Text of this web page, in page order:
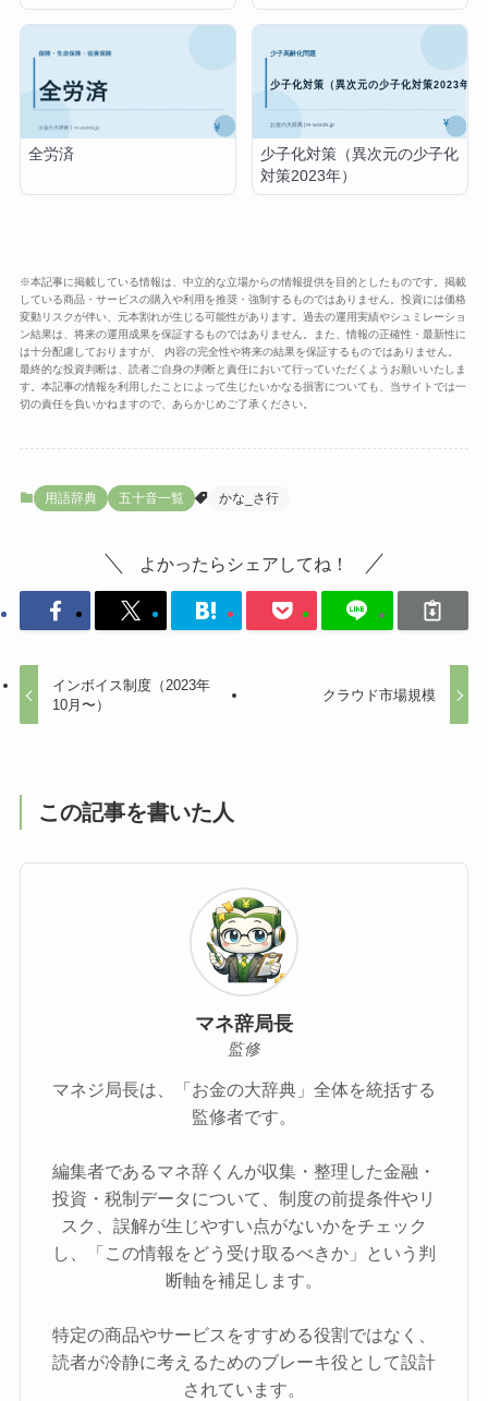
全労済
少子化対策（異次元の少子化
対策2023年）
※本記事に掲載している情報は、中立的な立場からの情報提供を目的としたものです。掲載
している商品・サービスの購入や利用を推奨・強制するものではありません。投資には価格
変動リスクが伴い、元本割れが生じる可能性があります。過去の運用実績やシュミレーショ
ン結果は、将来の運用成果を保証するものではありません。また、情報の正確性・最新性に
は十分配慮しておりますが、 内容の完全性や将来の結果を保証するものではありません。
最終的な投資判断は、読者ご自身の判断と責任において行っていただくようお願いいたしま
す。本記事の情報を利用したことによって生じたいかなる損害についても、当サイトでは一
切の責任を負いかねますので、あらかじめご了承ください。
用語辞典 五十音一覧 かな_さ行
よかったらシェアしてね！
インボイス制度（2023年
10月〜）
クラウド市場規模
この記事を書いた人
マネ辞局長
監修
マネジ局長は、「お金の大辞典」全体を統括する
監修者です。
編集者であるマネ辞くんが収集・整理した金融・
投資・税制データについて、制度の前提条件やリ
スク、誤解が生じやすい点がないかをチェック
し、「この情報をどう受け取るべきか」という判
断軸を補足します。
特定の商品やサービスをすすめる役割ではなく、
読者が冷静に考えるためのブレーキ役として設計
されています。